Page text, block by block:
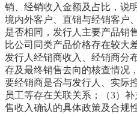
销、经销收入金额及占比，说
境内外客户、直销与经销客户
是否相同，发行人主要产品销
比公司同类产品价格存在较大
发行人经销商收入、经销商分
存及最终销售去向的核查情况
要经销商是否与发行人、实际
员工等存在关联关系；（3）
售收入确认的具体政策及合规